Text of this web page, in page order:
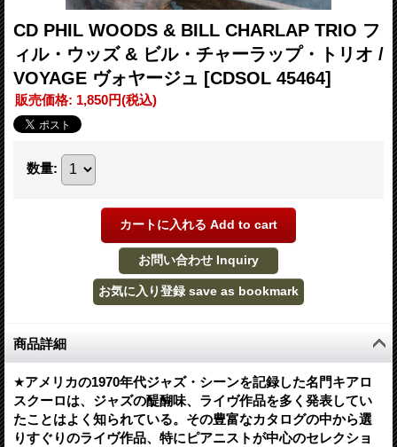
CD PHIL WOODS & BILL CHARLAP TRIO フ
ィル・ウッズ & ビル・チャーラップ・トリオ /
VOYAGE ヴォヤージュ [CDSOL 45464]
販売価格: 1,850円(税込)
数量:
商品詳細
★アメリカの1970年代ジャズ・シーンを記録した名門キアロ
スクーロは、ジャズの醍醐味、ライヴ作品を多く発表してい
たことはよく知られている。その豊富なカタログの中から選
りすぐりのライヴ作品、特にピアニストが中心のセレクショ